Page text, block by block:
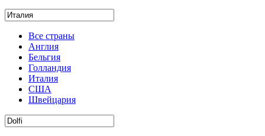
Все страны
Англия
Бельгия
Голландия
Италия
США
Швейцария